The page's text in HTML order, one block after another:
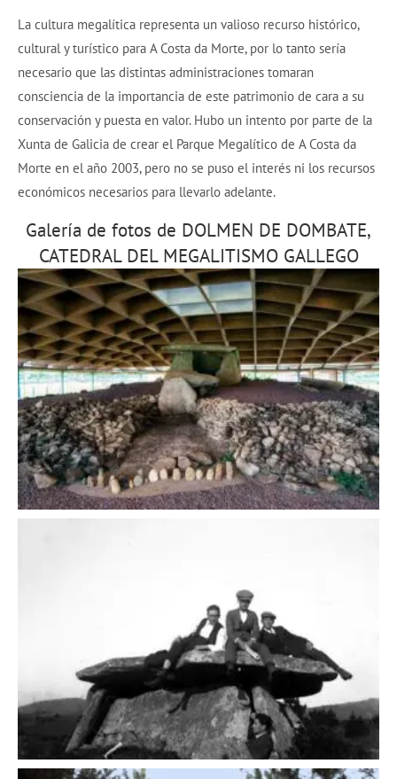
La cultura megalítica representa un valioso recurso histórico,
cultural y turístico para A Costa da Morte, por lo tanto sería
necesario que las distintas administraciones tomaran
consciencia de la importancia de este patrimonio de cara a su
conservación y puesta en valor. Hubo un intento por parte de la
Xunta de Galicia de crear el Parque Megalítico de A Costa da
Morte en el año 2003, pero no se puso el interés ni los recursos
económicos necesarios para llevarlo adelante.
Galería de fotos de DOLMEN DE DOMBATE,
CATEDRAL DEL MEGALITISMO GALLEGO